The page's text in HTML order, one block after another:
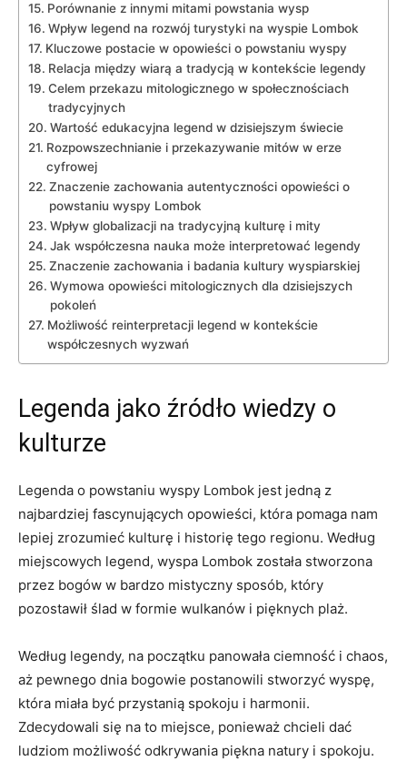
Porównanie z innymi mitami⁣ powstania wysp
Wpływ legend na rozwój turystyki na wyspie Lombok
Kluczowe postacie w‌ opowieści o powstaniu wyspy
Relacja ‌między ⁤wiarą a ‍tradycją w‍ kontekście legendy
Celem‌ przekazu mitologicznego w‌ społecznościach
tradycyjnych
Wartość edukacyjna⁢ legend w dzisiejszym świecie
Rozpowszechnianie i przekazywanie ​mitów w erze
‌cyfrowej
Znaczenie zachowania autentyczności opowieści o
powstaniu ⁢wyspy‌ Lombok
Wpływ ⁢globalizacji na tradycyjną kulturę i⁢ mity
Jak⁤ współczesna nauka może⁣ interpretować legendy
Znaczenie⁤ zachowania i badania ‍kultury wyspiarskiej
Wymowa opowieści mitologicznych dla dzisiejszych
pokoleń
Możliwość reinterpretacji legend w kontekście
‌współczesnych ⁤wyzwań
Legenda jako źródło‌ wiedzy o
kulturze
Legenda o ⁤powstaniu wyspy Lombok jest jedną z
najbardziej fascynujących‍ opowieści, która pomaga ‌nam
lepiej zrozumieć kulturę i historię tego‌ regionu. Według​
miejscowych legend, wyspa​ Lombok została ⁣stworzona
przez bogów ‌w bardzo mistyczny sposób, który
pozostawił ‍ślad ⁤w ⁤formie​ wulkanów‌ i pięknych plaż.
Według‍ legendy, na początku⁢ panowała ciemność i ​chaos,
aż pewnego⁣ dnia bogowie postanowili stworzyć wyspę,
która miała być przystanią spokoju i harmonii.‍
Zdecydowali się na ⁣to miejsce, ponieważ chcieli‍ dać
ludziom możliwość odkrywania ​piękna‍ natury ‌i spokoju.